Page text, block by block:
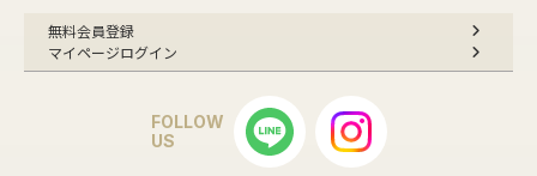
無料会員登録
マイページログイン
FOLLOW
US